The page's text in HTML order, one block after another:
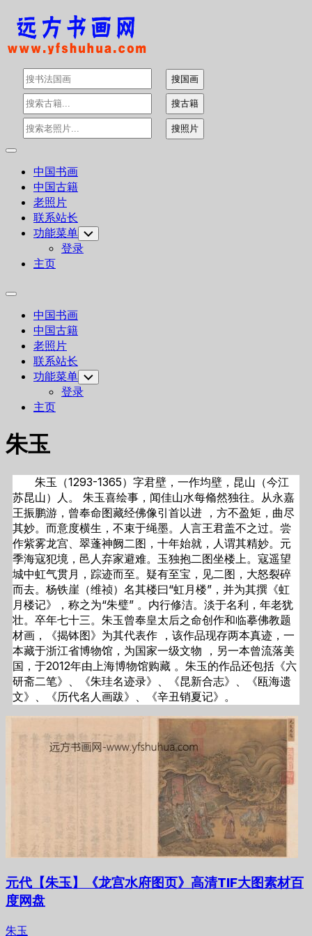
Skip
content
Expand
中国书画
中国古籍
老照片
联系站长
功能菜单 Toggle
Child
Menu
登录
主页
Expand
中国书画
中国古籍
老照片
联系站长
功能菜单 Toggle
Child
Menu
登录
主页
朱玉
朱玉（1293-1365）字君壁，一作均壁，昆山（今江
苏昆山）人。 朱玉喜绘事，闻佳山水每翛然独往。从永嘉
王振鹏游，曾奉命图藏经佛像引首以进 ，方不盈矩，曲尽
其妙。而意度横生，不束于绳墨。人言王君盖不之过。尝
作紫雾龙宫、翠蓬神阙二图，十年始就，人谓其精妙。元
季海寇犯境，邑人弃家避难。玉独抱二图坐楼上。寇遥望
城中虹气贯月，踪迹而至。疑有至宝，见二图，大怒裂碎
而去。杨铁崖（维祯）名其楼曰“虹月楼”，并为其撰《虹
月楼记》，称之为“朱璧” 。内行修洁。淡于名利，年老犹
壮。卒年七十三。朱玉曾奉皇太后之命创作和临摹佛教题
材画，《揭钵图》为其代表作 ，该作品现存两本真迹，一
本藏于浙江省博物馆，为国家一级文物 ，另一本曾流落美
国，于2012年由上海博物馆购藏 。朱玉的作品还包括《六
研斋二笔》、《朱珪名迹录》、《昆新合志》、《瓯海遗
文》、《历代名人画跋》、《辛丑销夏记》。
元代【朱玉】《龙宫水府图页》高清TIF大图素材百
度网盘
朱玉